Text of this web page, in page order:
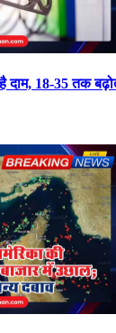
18-35 तक